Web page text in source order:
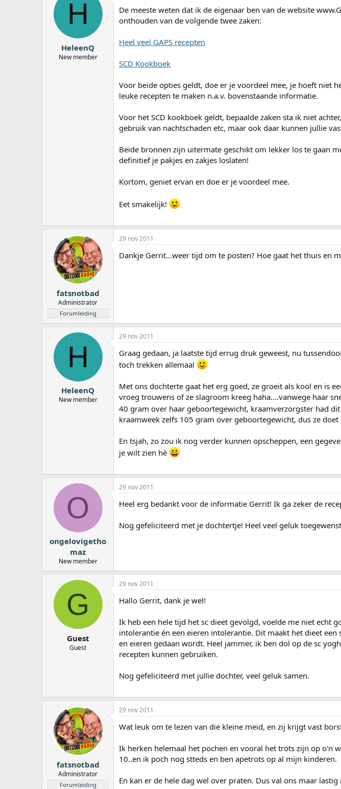
H
HeleenQ
New member
De meeste weten dat ik de eigenaar ben van de website
onthouden van de volgende twee zaken:
Heel veel GAPS recepten
SCD Kookboek
Voor beide opties geldt, doe er je voordeel mee, je hoeft niet
leuke recepten te maken n.a.v. bovenstaande informatie.
Voor het SCD kookboek geldt, bepaalde zaken sta ik niet
gebruik van nachtschaden etc, maar ook daar kunnen jullie
Beide bronnen zijn uitermate geschikt om lekker los te gaan
definitief je pakjes en zakjes loslaten!
Kortom, geniet ervan en doe er je voordeel mee.
Eet smakelijk!
fatsnotbad
Administrator
Forumleiding
29 nov 2011
Dankje Gerrit...weer tijd om te posten? Hoe gaat het thuis en
H
HeleenQ
New member
29 nov 2011
Graag gedaan, ja laatste tijd errug druk geweest, nu
toch trekken allemaal
Met ons dochterte gaat het erg goed, ze groeit als kool en is
vroeg trouwens of ze slagroom kreeg haha....vanwege haar
40 gram over haar geboortegewicht, kraamverzorgster had
kraamweek zelfs 105 gram over geboortegewicht, dus ze
En tsjah, zo zou ik nog verder kunnen opscheppen, een
je wilt zien hè
O
ongelovigetho
maz
New member
29 nov 2011
Heel erg bedankt voor de informatie Gerrit! Ik ga zeker de
Nog gefeliciteerd met je dochtertje! Heel veel geluk
G
Guest
Guest
29 nov 2011
Hallo Gerrit, dank je wel!
Ik heb een hele tijd het sc dieet gevolgd, voelde me niet echt
intolerantie én een eieren intolerantie. Dit maakt het dieet
en eieren gedaan wordt. Heel jammer, ik ben dol op de sc
recepten kunnen gebruiken.
Nog gefeliciteerd met jullie dochter, veel geluk samen.
fatsnotbad
Administrator
Forumleiding
29 nov 2011
Wat leuk om te lezen van die kleine meid, en zij krijgt vast
Ik herken helemaal het pochen en vooral het trots zijn op o'n
10..en ik poch nog stteds en ben apetrots op al mijn kinderen.
En kan er de hele dag wel over praten. Dus val ons maar